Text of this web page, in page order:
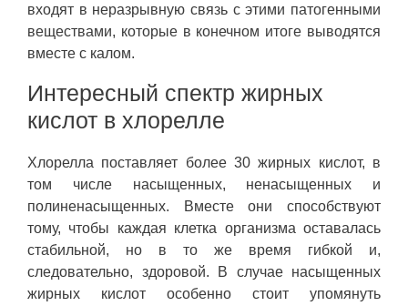
входят в неразрывную связь с этими патогенными
веществами, которые в конечном итоге выводятся
вместе с калом.
Интересный спектр жирных
кислот в хлорелле
Хлорелла поставляет более 30 жирных кислот, в
том числе насыщенных, ненасыщенных и
полиненасыщенных. Вместе они способствуют
тому, чтобы каждая клетка организма оставалась
стабильной, но в то же время гибкой и,
следовательно, здоровой. В случае насыщенных
жирных кислот особенно стоит упомянуть